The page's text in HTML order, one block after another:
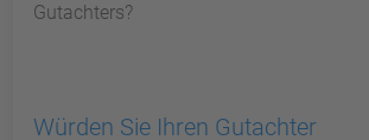
Gutachters?
Würden Sie Ihren Gutachter